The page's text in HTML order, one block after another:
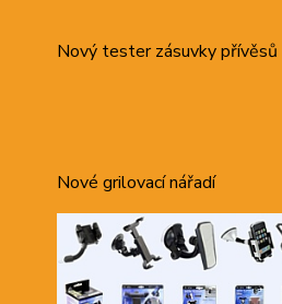
Nový tester zásuvky přívěsů
Nové grilovací nářadí